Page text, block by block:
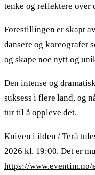
tenke og reflektere over
Forestillingen er skapt
dansere og koreografer
og skape noe nytt og
Den intense og
suksess i flere land, og
tur til å oppleve det.
Kniven i ilden / Terä
2026 kl. 19:00. Det er
https://